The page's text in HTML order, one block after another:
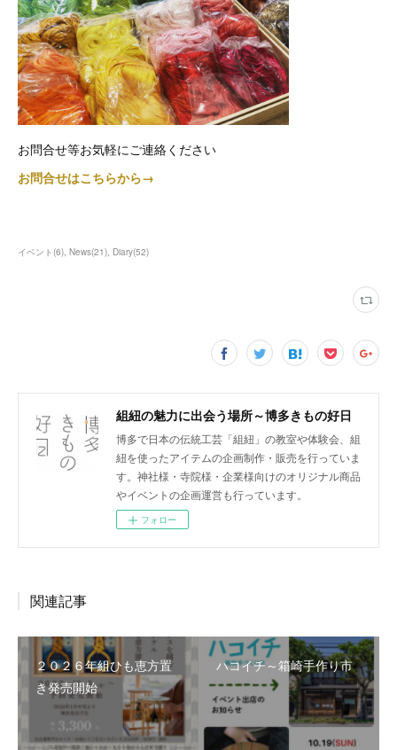
お問合せ等お気軽にご連絡ください
お問合せはこちらから→
イベント(6) News(21) Diary(52)
組紐の魅力に出会う場所～博多きもの好日
博多で日本の伝統工芸「組紐」の教室や体験会、組
紐を使ったアイテムの企画制作・販売を行っていま
す。神社様・寺院様・企業様向けのオリジナル商品
やイベントの企画運営も行っています。
フォロー
関連記事
２０２６年組ひも恵方置
き発売開始
ハコイチ～箱崎手作り市